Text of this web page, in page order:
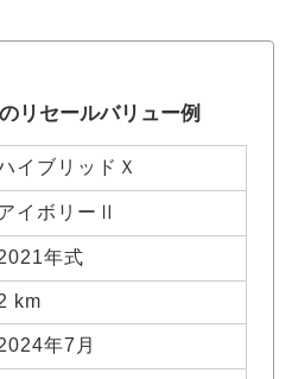
リセールバリュー例
イブリッドＸ
イボリーⅡ
年式
km
年7月